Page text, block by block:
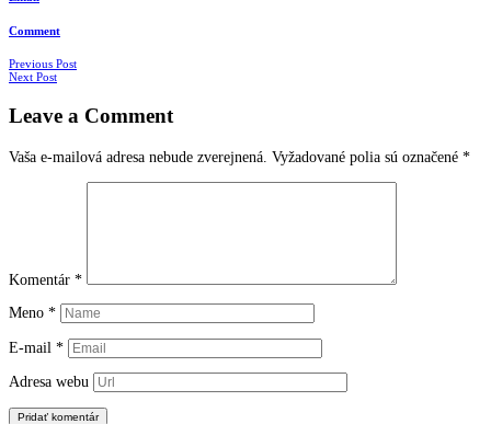
Comment
Navigácia
článkoch
Previous Post
Next Post
Leave a Comment
Vaša e-mailová adresa nebude zverejnená. Vyžadované polia sú označené *
Komentár *
Meno *
E-mail *
Adresa webu